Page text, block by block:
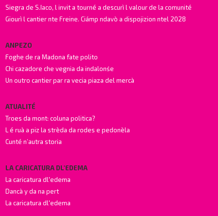
Siegra de S.Iaco, l invit a tourné a descurì l valour de la comunité
Giourì l cantier nte Freine. Ciámp ndavò a dispojizion ntel 2028
ANPEZO
Foghe de ra Madona fate polito
Chi cazadore che vegnia da indalonśe
Un outro cantier par ra vecia piaza del mercà
ATUALITÉ
Troes da mont: coluna politica?
L é ruà a piz la strèda da rodes e pedonèla
Cunté n’autra storia
LA CARICATURA DL'EDEMA
La caricatura dl'edema
Dancà y da na pert
La caricatura dl'edema